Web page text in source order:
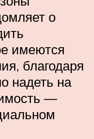
о
имеются
благодаря
надеть на
—